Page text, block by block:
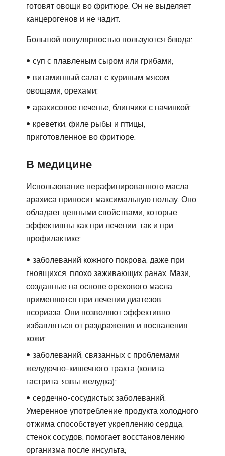
готовят овощи во фритюре. Он не выделяет
канцерогенов и не чадит.
Большой популярностью пользуются блюда:
суп с плавленым сыром или грибами;
витаминный салат с куриным мясом,
овощами, орехами;
арахисовое печенье, блинчики с начинкой;
креветки, филе рыбы и птицы,
приготовленное во фритюре.
В медицине
Использование нерафинированного масла
арахиса приносит максимальную пользу. Оно
обладает ценными свойствами, которые
эффективны как при лечении, так и при
профилактике:
заболеваний кожного покрова, даже при
гноящихся, плохо заживающих ранах. Мази,
созданные на основе орехового масла,
применяются при лечении диатезов,
псориаза. Они позволяют эффективно
избавляться от раздражения и воспаления
кожи;
заболеваний, связанных с проблемами
желудочно-кишечного тракта (колита,
гастрита, язвы желудка);
сердечно-сосудистых заболеваний.
Умеренное употребление продукта холодного
отжима способствует укреплению сердца,
стенок сосудов, помогает восстановлению
организма после инсульта;